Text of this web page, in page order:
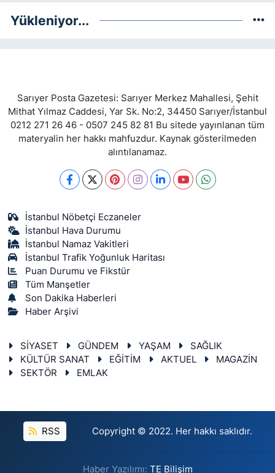
Yükleniyor...
Sarıyer Posta Gazetesi: Sarıyer Merkez Mahallesi, Şehit
Mithat Yılmaz Caddesi, Yar Sk. No:2, 34450 Sarıyer/İstanbul
0212 271 26 46 - 0507 245 82 81 Bu sitede yayınlanan tüm
materyalin her hakkı mahfuzdur. Kaynak gösterilmeden
alıntılanamaz.
İstanbul Nöbetçi Eczaneler
İstanbul Hava Durumu
İstanbul Namaz Vakitleri
İstanbul Trafik Yoğunluk Haritası
Puan Durumu ve Fikstür
Tüm Manşetler
Son Dakika Haberleri
Haber Arşivi
SİYASET GÜNDEM YAŞAM
SAĞLIK
KÜLTÜR SANAT
EĞİTİM AKTUEL
MAGAZİN
SEKTÖR
EMLAK
RSS Copyright © 2022. Her hakkı saklıdır.
Haber Yazılımı: TE Bilişim